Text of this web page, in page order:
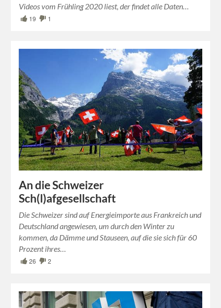
Videos vom Frühling 2020 liest, der findet alle Daten…
19 1
An die Schweizer
Sch(l)afgesellschaft
Die Schweizer sind auf Energieimporte aus Frankreich und
Deutschland angewiesen, um durch den Winter zu
kommen, da Dämme und Stauseen, auf die sie sich für 60
Prozent ihres…
26 2